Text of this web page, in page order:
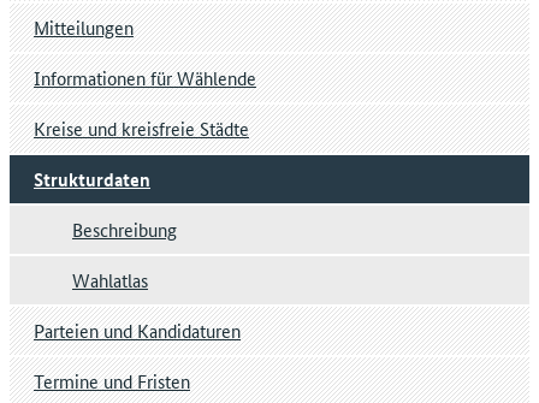
Mitteilungen
Informationen für Wählende
Kreise und kreisfreie Städte
Strukturdaten
Beschreibung
Wahlatlas
Parteien und Kandidaturen
Termine und Fristen